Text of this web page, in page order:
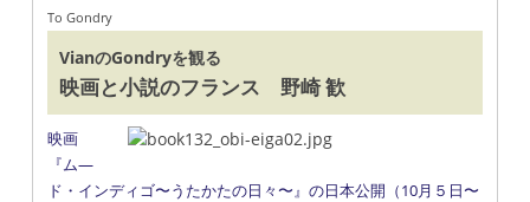
To Gondry
VianのGondryを観る
映画と小説のフランス 野崎 歓
映画
『ム―
ド・インディゴ〜うたかたの日々〜』の日本公開（10月５日〜